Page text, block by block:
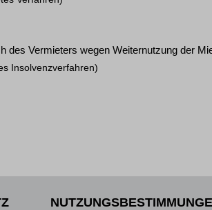
des Vermieters wegen Weiternutzung der
Insolvenzverfahren)